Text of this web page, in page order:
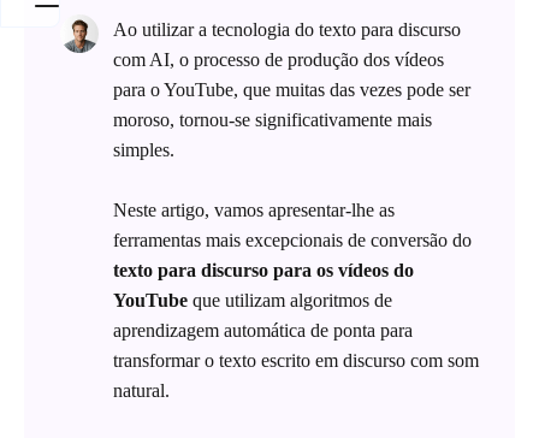
Ao utilizar a tecnologia do texto para discurso
com AI, o processo de produção dos vídeos
para o YouTube, que muitas das vezes pode ser
moroso, tornou-se significativamente mais
simples.
Neste artigo, vamos apresentar-lhe as
ferramentas mais excepcionais de conversão do
texto para discurso para os vídeos do
YouTube que utilizam algoritmos de
aprendizagem automática de ponta para
transformar o texto escrito em discurso com som
natural.